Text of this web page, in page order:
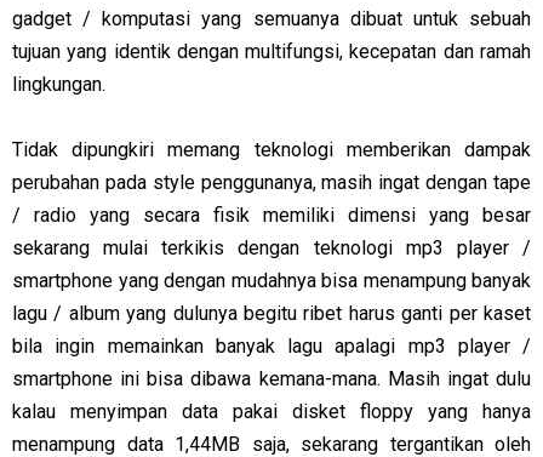
gadget / komputasi yang semuanya dibuat untuk sebuah
tujuan yang identik dengan multifungsi, kecepatan dan ramah
lingkungan.
Tidak dipungkiri memang teknologi memberikan dampak
perubahan pada style penggunanya, masih ingat dengan tape
/ radio yang secara fisik memiliki dimensi yang besar
sekarang mulai terkikis dengan teknologi mp3 player /
smartphone yang dengan mudahnya bisa menampung banyak
lagu / album yang dulunya begitu ribet harus ganti per kaset
bila ingin memainkan banyak lagu apalagi mp3 player /
smartphone ini bisa dibawa kemana-mana. Masih ingat dulu
kalau menyimpan data pakai disket floppy yang hanya
menampung data 1,44MB saja, sekarang tergantikan oleh